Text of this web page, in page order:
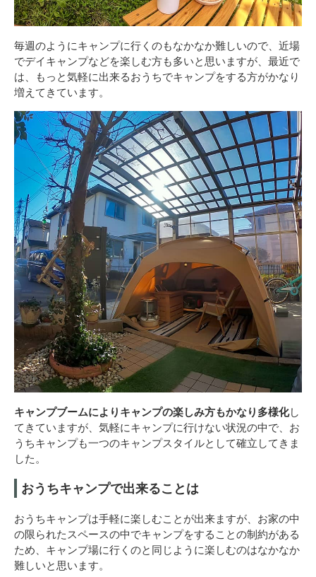
毎週のようにキャンプに行くのもなかなか難しいので、近場
でデイキャンプなどを楽しむ方も多いと思いますが、最近で
は、もっと気軽に出来るおうちでキャンプをする方がかなり
増えてきています。
キャンプブームによりキャンプの楽しみ方もかなり多様化し
てきていますが、気軽にキャンプに行けない状況の中で、お
うちキャンプも一つのキャンプスタイルとして確立してきま
した。
おうちキャンプで出来ることは
おうちキャンプは手軽に楽しむことが出来ますが、お家の中
の限られたスペースの中でキャンプをすることの制約がある
ため、キャンプ場に行くのと同じように楽しむのはなかなか
難しいと思います。